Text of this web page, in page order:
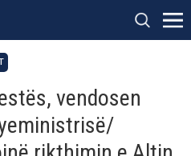
vendosen